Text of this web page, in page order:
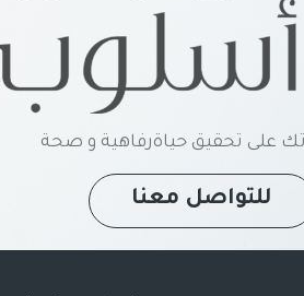
على تحقيق حياةرفاهية و صحة
للتواصل معنا